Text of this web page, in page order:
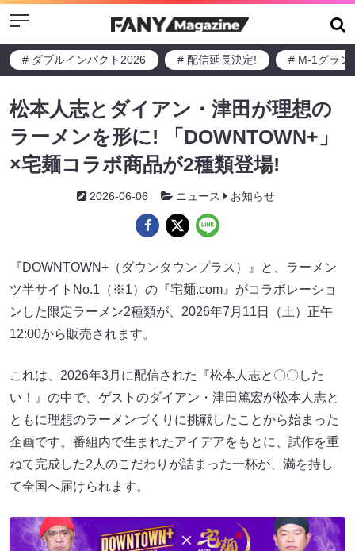
Menu
# ダブルインパクト2026 # 配信延長決定! # M-1グラン
松本人志とダイアン・津田が理想の
ラーメンを形に! 「DOWNTOWN+」
×宅麺コラボ商品が2種類登場!
2026-06-06 ニュース お知らせ
『DOWNTOWN+（ダウンタウンプラス）』と、ラーメン
ツ半サイトNo.1（※1）の『宅麺.com』がコラボレーショ
ンした限定ラーメン2種類が、2026年7月11日（土）正午
12:00から販売されます。
これは、2026年3月に配信された『松本人志と〇〇した
い！』の中で、ゲストのダイアン・津田篤宏が松本人志と
ともに理想のラーメンづくりに挑戦したことから始まった
企画です。番組内で生まれたアイデアをもとに、試作を重
ねて完成した2人のこだわりが詰まった一杯が、満を持し
て全国へ届けられます。